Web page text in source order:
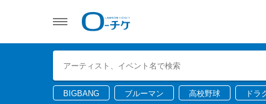
BIGBANG ブルーマン 高校野球 ドラ